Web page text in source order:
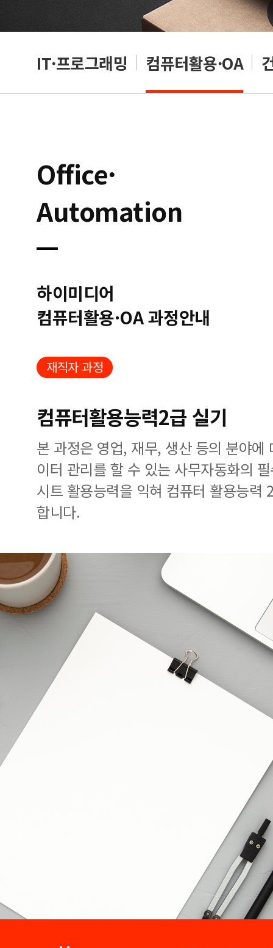
IT·프로그래밍 컴퓨터활용·OA
Office·
Automation
하이미디어
컴퓨터활용·OA 과정안내
재직자 과정
컴퓨터활용능력2급 실기
본 과정은 영업, 재무, 생산 등의 분야에
이터 관리를 할 수 있는 사무자동화의
시트 활용능력을 익혀 컴퓨터 활용능력
합니다.